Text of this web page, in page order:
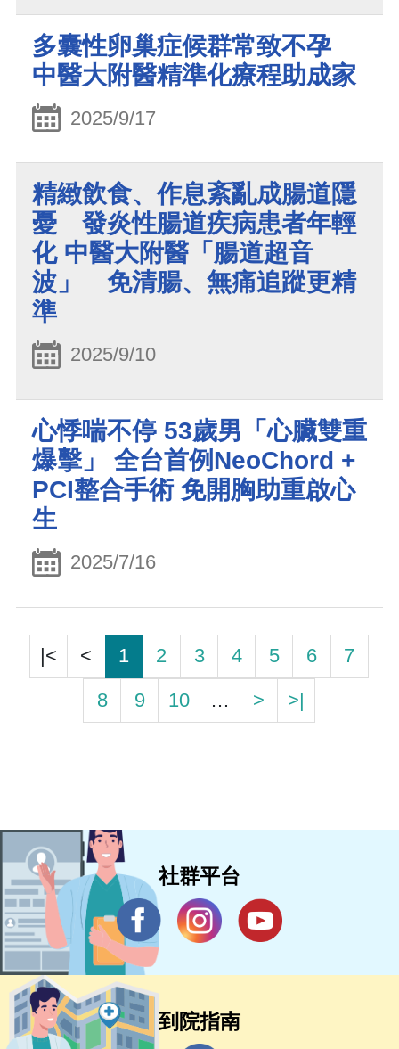
多囊性卵巢症候群常致不孕
中醫大附醫精準化療程助成家
2025/9/17
精緻飲食、作息紊亂成腸道隱
憂 發炎性腸道疾病患者年輕
化 中醫大附醫「腸道超音
波」 免清腸、無痛追蹤更精
準
2025/9/10
心悸喘不停 53歲男「心臟雙重
爆擊」 全台首例NeoChord +
PCI整合手術 免開胸助重啟心
生
2025/7/16
|< < 1 2 3 4 5 6
7
8
9 10 … > >|
社群平台
到院指南